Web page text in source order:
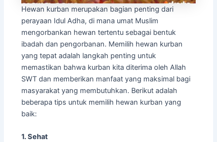
Hewan kurban merupakan bagian penting dari
perayaan Idul Adha, di mana umat Muslim
mengorbankan hewan tertentu sebagai bentuk
ibadah dan pengorbanan. Memilih hewan kurban
yang tepat adalah langkah penting untuk
memastikan bahwa kurban kita diterima oleh Allah
SWT dan memberikan manfaat yang maksimal bagi
masyarakat yang membutuhkan. Berikut adalah
beberapa tips untuk memilih hewan kurban yang
baik:
1. Sehat